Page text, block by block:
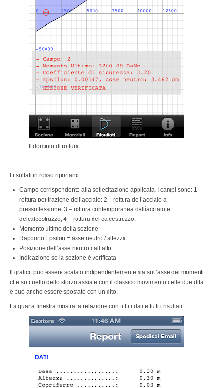
Il dominio di rottura
I risultati in rosso riportano:
Campo corrispondente alla sollecitazione applicata. I campi sono: 1 –
rottura per trazione dell’acciaio; 2 – rottura dell’acciaio a
pressoflessione; 3 – rottura contemporanea dellìacciaio e
delcalcestruzzo; 4 – rottura del calcestruzzo.
Momento ultimo della sezione
Rapporto Epsilon = asse neutro / altezza
Posizione dell’asse neutro dall’alto
Indicazione se la sezione è verificata
Il grafico può essere scalato indipendentemente sia sull’asse dei momenti
che su quello dello sforzo assiale con il classico movimento delle due dita
e può anche essere spostato con un dito.
La quarta finestra mostra la relazione con tutti i dati e tutti i risultati.